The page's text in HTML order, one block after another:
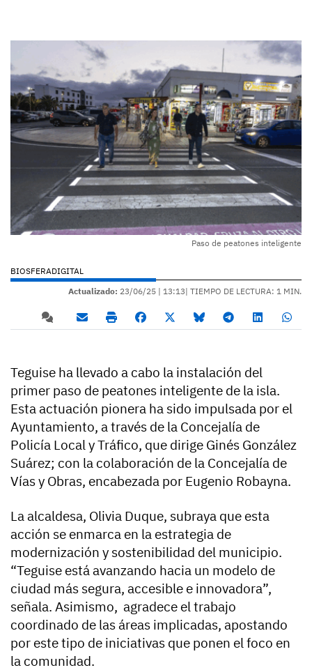
Paso de peatones inteligente
BIOSFERADIGITAL
Actualizado: 23/06/25 | 13:13| TIEMPO DE LECTURA: 1 MIN.
Teguise ha llevado a cabo la instalación del
primer paso de peatones inteligente de la isla.
Esta actuación pionera ha sido impulsada por el
Ayuntamiento, a través de la Concejalía de
Policía Local y Tráfico, que dirige Ginés González
Suárez; con la colaboración de la Concejalía de
Vías y Obras, encabezada por Eugenio Robayna.
La alcaldesa, Olivia Duque, subraya que esta
acción se enmarca en la estrategia de
modernización y sostenibilidad del municipio.
“Teguise está avanzando hacia un modelo de
ciudad más segura, accesible e innovadora”,
señala. Asimismo, agradece el trabajo
coordinado de las áreas implicadas, apostando
por este tipo de iniciativas que ponen el foco en
la comunidad.